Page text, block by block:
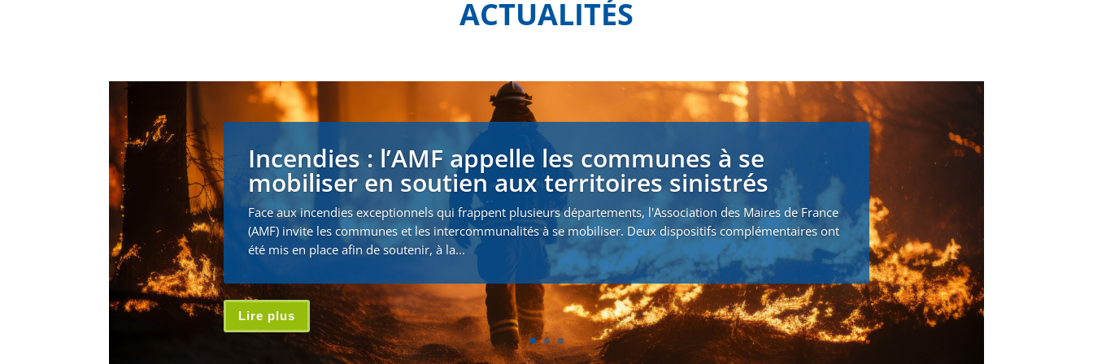
ACTUALITÉS
Incendies : l’AMF appelle les communes à se
mobiliser en soutien aux territoires sinistrés
Face aux incendies exceptionnels qui frappent plusieurs départements, l'Association des Maires de France
(AMF) invite les communes et les intercommunalités à se mobiliser. Deux dispositifs complémentaires ont
été mis en place afin de soutenir, à la...
Lire plus